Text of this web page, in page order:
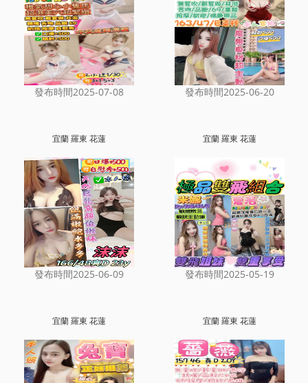
發布時間2025-07-08 發布時間2025-06-20
宜蘭 羅東 花蓮
發布時間2025-06-09
宜蘭 羅東 花蓮
發布時間2025-05-19
宜蘭 羅東 花蓮 宜蘭 羅東 花蓮